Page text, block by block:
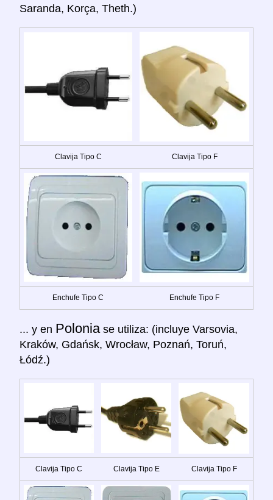
Saranda, Korça, Theth.)
Clavija Tipo C Clavija Tipo F
Enchufe Tipo C Enchufe Tipo F
... y en Polonia se utiliza: (incluye Varsovia,
Kraków, Gdańsk, Wrocław, Poznań, Toruń,
Łódź.)
Clavija Tipo C Clavija Tipo E Clavija Tipo F